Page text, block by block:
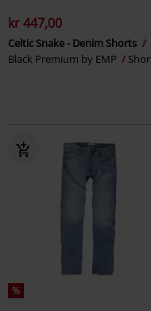
kr 447,00
Celtic Snake - Denim Shorts
Black Premium by EMP
%